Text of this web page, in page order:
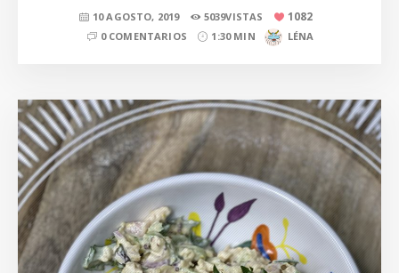
10 AGOSTO, 2019 5039VISTAS 1082
0 COMENTARIOS 1:30 MIN LÉNA